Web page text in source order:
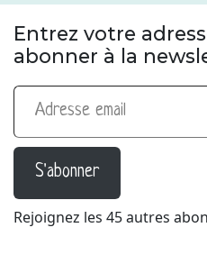
Entrez votre
abonner à la
Adresse email
S'abonner
Rejoignez les 45 autres